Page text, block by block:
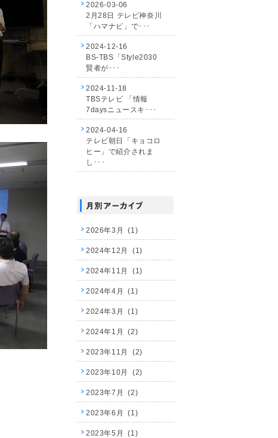
2026-03-06
2月28日 テレビ神奈川
「ハマナビ」で･･･
2024-12-16
BS-TBS「Style2030
賢者が･･･
2024-11-18
TBSテレビ 「情報
7daysニュースキ･･･
2024-04-16
テレビ朝日「キョコロ
ヒー」で紹介されま
し･･･
2026年3月 (1)
2024年12月 (1)
2024年11月 (1)
2024年4月 (1)
2024年3月 (1)
2024年1月 (2)
2023年11月 (2)
2023年10月 (2)
2023年7月 (2)
2023年6月 (1)
2023年5月 (1)